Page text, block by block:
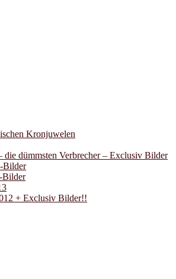
Kronjuwelen
die dümmsten Verbrecher – Exclusiv Bilder
Bilder
Bilder
+ Exclusiv Bilder!!